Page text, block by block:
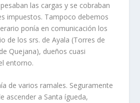
las cargas y se cobraban
impuestos. Tampoco debemos
poní­a en comunicación los
de los srs. de Ayala (Torres de
Quejana), dueños cuasi
entorno.
de varios ramales. Seguramente
ascender a Santa ígueda,